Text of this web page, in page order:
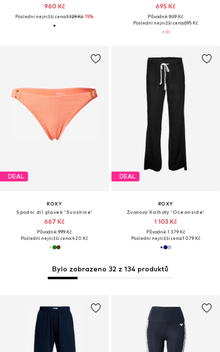
960 Kč
Poslední nejnižší cena:1 129 Kč-15%
695 Kč
Původně: 869 Kč
Poslední nejnižší cena:695 Kč
DEAL
ROXY
Spodní díl plavek 'Sunshine'
667 Kč
Původně: 999 Kč
Poslední nejnižší cena:420 Kč
DEAL
ROXY
Zvonový Kalhoty 'Oceanside'
1 103 Kč
Původně: 1 379 Kč
Poslední nejnižší cena:1 079 Kč
Bylo zobrazeno 32 z 134 produktů